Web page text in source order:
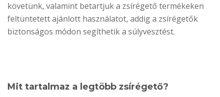
követünk, valamint betartjuk a zsírégető termékeken
feltüntetett ajánlott használatot, addig a zsírégetők
biztonságos módon segíthetik a súlyvesztést.
Mit tartalmaz a legtöbb zsírégető?